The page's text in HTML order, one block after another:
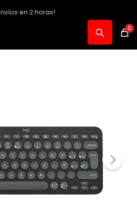
en 2 horas!
0